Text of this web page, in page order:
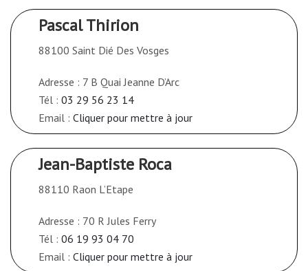
Pascal Thirion
88100 Saint Dié Des Vosges
Adresse : 7 B Quai Jeanne D’Arc
Tél : 03 29 56 23 14
Email : Cliquer pour mettre à jour
Jean-Baptiste Roca
88110 Raon L’Etape
Adresse : 70 R Jules Ferry
Tél : 06 19 93 04 70
Email : Cliquer pour mettre à jour